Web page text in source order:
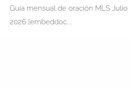
Guía mensual de oración MLS Julio
2026 [embeddoc...